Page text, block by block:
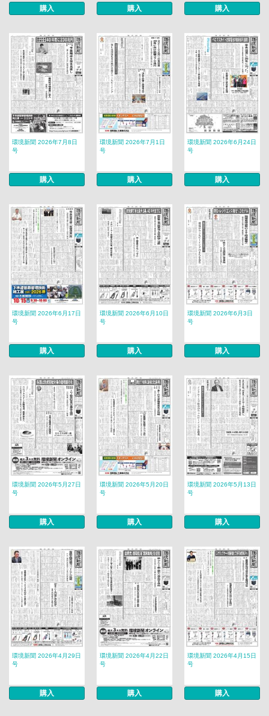
購入 購入 購入
環境新聞 2026年7月8日
号
購入
環境新聞 2026年7月1日
号
購入
環境新聞 2026年6月24日
号
購入
環境新聞 2026年6月17日
号
購入
環境新聞 2026年6月10日
号
購入
環境新聞 2026年6月3日
号
購入
環境新聞 2026年5月27日
号
購入
環境新聞 2026年5月20日
号
購入
環境新聞 2026年5月13日
号
購入
環境新聞 2026年4月29日
号
購入
環境新聞 2026年4月22日
号
購入
環境新聞 2026年4月15日
号
購入